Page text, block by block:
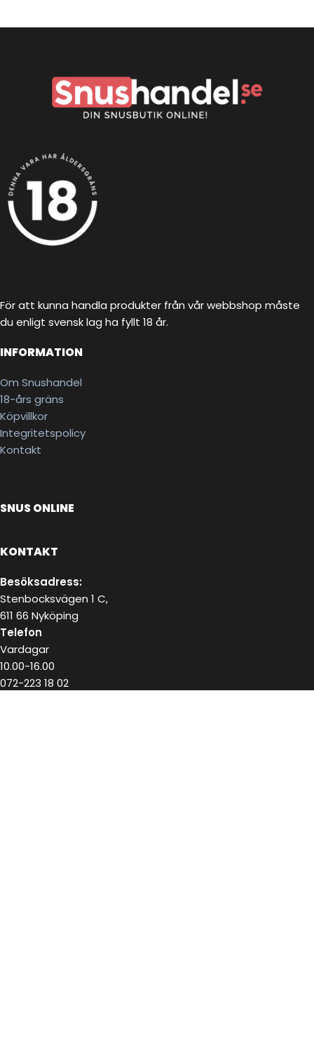
För att kunna handla produkter från vår webbshop måste
du enligt svensk lag ha fyllt 18 år.
INFORMATION
Om Snushandel
18-års gräns
Köpvillkor
Integritetspolicy
Kontakt
SNUS ONLINE
KONTAKT
Besöksadress:
Stenbocksvägen 1 C,
611 66 Nyköping
Telefon
Vardagar
10.00-16.00
072-223 18 02